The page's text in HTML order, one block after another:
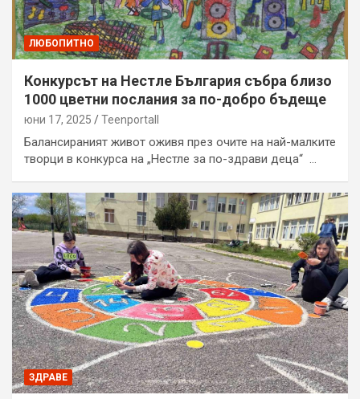
ЛЮБОПИТНО
Конкурсът на Нестле България събра близо
1000 цветни послания за по-добро бъдеще
юни 17, 2025 Teenportall
Балансираният живот оживя през очите на най-малките
творци в конкурса на „Нестле за по-здрави деца“ …
ЗДРАВЕ